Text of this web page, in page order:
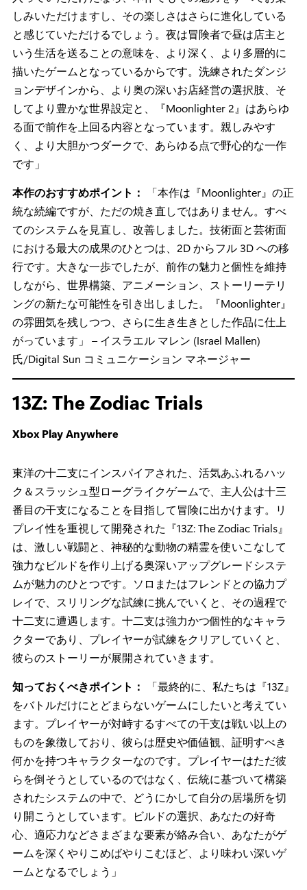
しみいただけますし、その楽しさはさらに進化している
と感じていただけるでしょう。夜は冒険者で昼は店主と
いう生活を送ることの意味を、より深く、より多層的に
描いたゲームとなっているからです。洗練されたダンジ
ョンデザインから、より奥の深いお店経営の選択肢、そ
してより豊かな世界設定と、『Moonlighter 2』はあらゆ
る面で前作を上回る内容となっています。親しみやす
く、より大胆かつダークで、あらゆる点で野心的な一作
です」
本作のおすすめポイント：
「本作は『Moonlighter』の正
統な続編ですが、ただの焼き直しではありません。すべ
てのシステムを見直し、改善しました。技術面と芸術面
における最大の成果のひとつは、2D からフル 3D への移
行です。大きな一歩でしたが、前作の魅力と個性を維持
しながら、世界構築、アニメーション、ストーリーテリ
ングの新たな可能性を引き出しました。『Moonlighter』
の雰囲気を残しつつ、さらに生き生きとした作品に仕上
がっています」 – イスラエル マレン (Israel Mallen)
氏/Digital Sun コミュニケーション マネージャー
13Z: The Zodiac Trials
Xbox Play Anywhere
東洋の十二支にインスパイアされた、活気あふれるハッ
ク＆スラッシュ型ローグライクゲームで、主人公は十三
番目の干支になることを目指して冒険に出かけます。リ
プレイ性を重視して開発された『13Z: The Zodiac Trials』
は、激しい戦闘と、神秘的な動物の精霊を使いこなして
強力なビルドを作り上げる奥深いアップグレードシステ
ムが魅力のひとつです。ソロまたはフレンドとの協力プ
レイで、スリリングな試練に挑んでいくと、その過程で
十二支に遭遇します。十二支は強力かつ個性的なキャラ
クターであり、プレイヤーが試練をクリアしていくと、
彼らのストーリーが展開されていきます。
知っておくべきポイント：「最終的に、私たちは『13Z』
をバトルだけにとどまらないゲームにしたいと考えてい
ます。プレイヤーが対峙するすべての干支は戦い以上の